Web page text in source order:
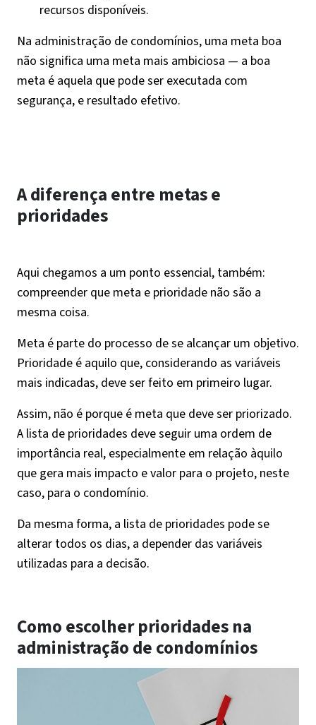
recursos disponíveis.
Na administração de condomínios, uma meta boa
não significa uma meta mais ambiciosa — a boa
meta é aquela que pode ser executada com
segurança, e resultado efetivo.
A diferença entre metas e
prioridades
Aqui chegamos a um ponto essencial, também:
compreender que meta e prioridade não são a
mesma coisa.
Meta é parte do processo de se alcançar um objetivo.
Prioridade é aquilo que, considerando as variáveis
mais indicadas, deve ser feito em primeiro lugar.
Assim, não é porque é meta que deve ser priorizado.
A lista de prioridades deve seguir uma ordem de
importância real, especialmente em relação àquilo
que gera mais impacto e valor para o projeto, neste
caso, para o condomínio.
Da mesma forma, a lista de prioridades pode se
alterar todos os dias, a depender das variáveis
utilizadas para a decisão.
Como escolher prioridades na
administração de condomínios